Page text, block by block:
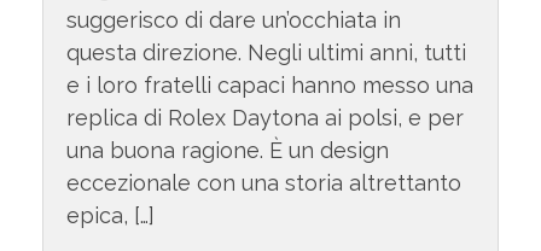
suggerisco di dare un’occhiata in
questa direzione. Negli ultimi anni, tutti
e i loro fratelli capaci hanno messo una
replica di Rolex Daytona ai polsi, e per
una buona ragione. È un design
eccezionale con una storia altrettanto
epica, […]